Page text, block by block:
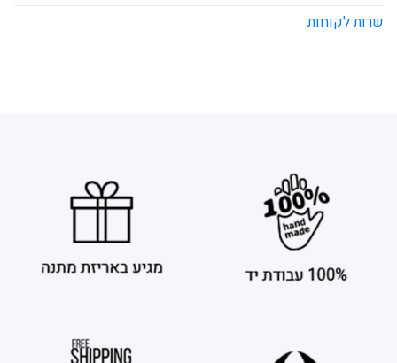
שרות לקוחות